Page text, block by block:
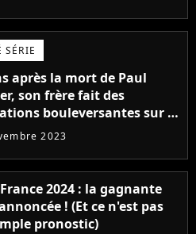
SÉRIE
après la mort de Paul
son frère fait des
bouleversantes sur la
des acteurs de Fast and
2023
2024 : la gagnante
! (Et ce n'est pas
pronostic)